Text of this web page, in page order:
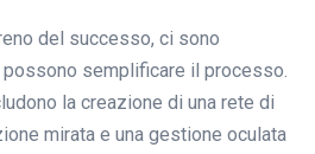
del successo, ci sono
possono semplificare il processo.
la creazione di una rete di
mirata e una gestione oculata